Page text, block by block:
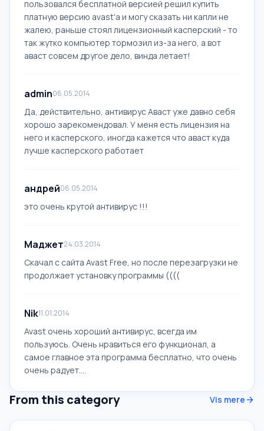
пользовался бесплатной версией решил купить
платную версию avast'a и могу сказать ни капли не
жалею, раньше стоял лицензионный касперский - то
так жутко компьютер тормозил из-за него, а вот
аваст совсем другое дело, винда летает!
admin06.05.2014
Да, действительно, антивирус Аваст уже давно себя
хорошо зарекомендовал. У меня есть лицензия на
него и касперского, иногда кажется что аваст куда
лучше касперского работает
андрей06.05.2014
это очень крутой антивирус !!!
Маджет24.03.2014
Скачал с сайта Avast Free, но после перезагрузки не
продолжает установку программы ((((
Nik11.01.2014
Avast очень хороший антивирус, всегда им
пользуюсь. Очень нравиться его функционал, а
самое главное эта программа бесплатно, что очень
очень радует....
From this category Vis mere